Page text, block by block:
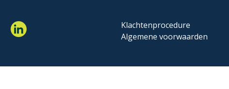
Klachtenprocedure
Algemene voorwaarden